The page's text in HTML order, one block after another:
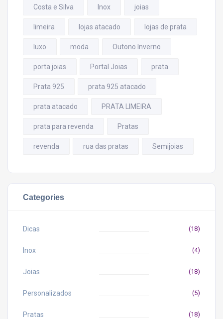
Costa e Silva Inox joias
limeira lojas atacado lojas de prata
luxo moda Outono Inverno
porta joias Portal Joias prata
Prata 925 prata 925 atacado
prata atacado PRATA LIMEIRA
prata para revenda Pratas
revenda rua das pratas Semijoias
Categories
Dicas (18)
Inox (4)
Joias (18)
Personalizados (5)
Pratas (18)